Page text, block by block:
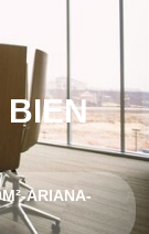
BIEN
ARIANA-